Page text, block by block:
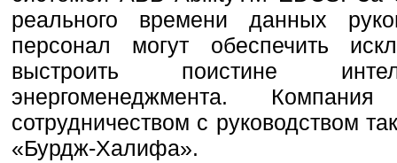
реального времени данных
персонал могут обеспечить
выстроить поистине
энергоменеджмента.
сотрудничеством с руководством
«Бурдж-Халифа».